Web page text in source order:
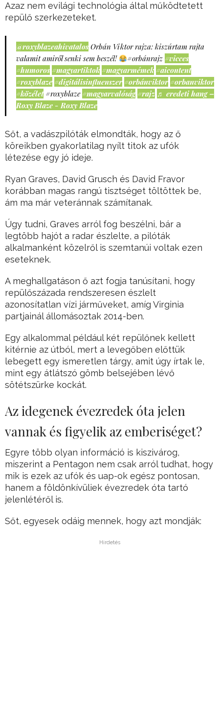
Azaz nem evilági technológia által működtetett
repülő szerkezeteket.
@roxyblazeahivatalos Orbán Viktor rajza: kiszúrtam rajta
valamit amiről senki sem beszél!
#orbánrajz #vicces
#humoros #magyartiktok #magyarmémek #aicontent
#roxyblaze #digitálisinfluenszer #orbánviktor #orbanviktor
#közélet #roxyblaze #magyarvalóság #rajz ♬ eredeti hang –
Roxy Blaze - Roxy Blaze
Sőt, a vadászpilóták elmondták, hogy az ő
köreikben gyakorlatilag nyílt titok az ufók
létezése egy jó ideje.
Ryan Graves, David Grusch és David Fravor
korábban magas rangú tisztséget töltöttek be,
ám ma már veteránnak számítanak.
Úgy tudni, Graves arról fog beszélni, bár a
legtöbb hajót a radar észlelte, a pilóták
alkalmanként közelről is szemtanúi voltak ezen
eseteknek.
A meghallgatáson ő azt fogja tanúsítani, hogy
repülőszázada rendszeresen észlelt
azonosítatlan vízi járműveket, amíg Virginia
partjainál állomásoztak 2014-ben.
Egy alkalommal például két repülőnek kellett
kitérnie az útból, mert a levegőben előttük
lebegett egy ismeretlen tárgy, amit úgy írtak le,
mint egy átlátszó gömb belsejében lévő
sötétszürke kockát.
Az idegenek évezredek óta jelen
vannak és figyelik az emberiséget?
Egyre több olyan információ is kiszivárog,
miszerint a Pentagon nem csak arról tudhat, hogy
mik is ezek az ufók és uap-ok egész pontosan,
hanem a földönkívüliek évezredek óta tartó
jelenlétéről is.
Sőt, egyesek odáig mennek, hogy azt mondják:
Hirdetés